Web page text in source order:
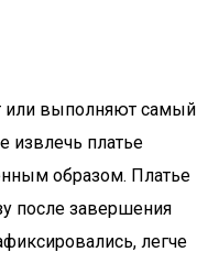
выполняют самый
извлечь платье
образом. Платье
после завершения
легче